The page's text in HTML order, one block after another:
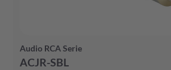
Audio RCA Serie
ACJR-SBL